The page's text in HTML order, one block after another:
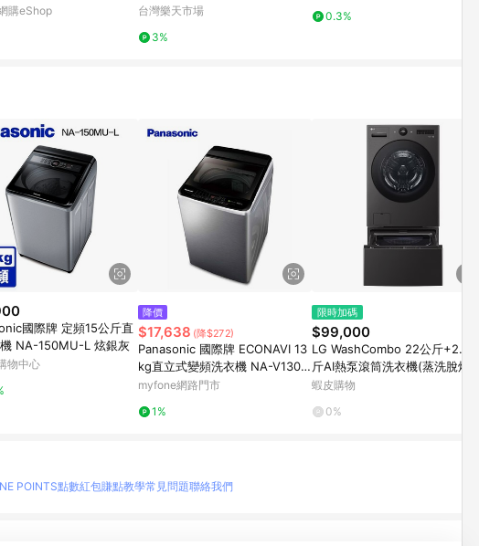
廠商直送
購eShop
筒乾衣機(17+16KG) 組合價與單
20HW
台灣樂天市場
3%
0.3%
牌 定頻15公斤直
NA-150MU-L 炫銀灰
物中心
降價
$17,638 (降$272)
Panasonic 國際牌 ECONAVI 13
kg直立式變頻洗衣機 NA-V130L
BS-S -含基本安裝+舊機回收
myfone網路門市
1%
限時加碼
$99,000
LG WashCombo 22公斤+2.5公
斤AI熱泵滾筒洗衣機(蒸洗脫烘)
WD-S22FHDB+WT-SD250HB
蝦皮購物
0%
POINTS點數紅包賺點教學常見問題聯絡我們